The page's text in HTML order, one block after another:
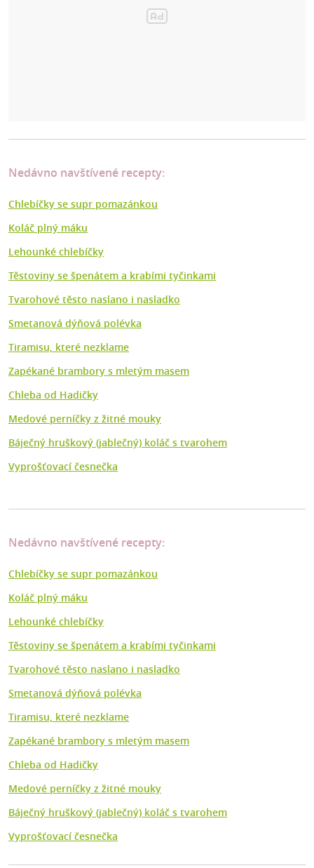
Nedávno navštívené recepty:
Chlebíčky se supr pomazánkou
Koláč plný máku
Lehounké chlebíčky
Těstoviny se špenátem a krabími tyčinkami
Tvarohové těsto naslano i nasladko
Smetanová dýňová polévka
Tiramisu, které nezklame
Zapékané brambory s mletým masem
Chleba od Hadičky
Medové perníčky z žitné mouky
Báječný hruškový (jablečný) koláč s tvarohem
Vyprošťovací česnečka
Nedávno navštívené recepty:
Chlebíčky se supr pomazánkou
Koláč plný máku
Lehounké chlebíčky
Těstoviny se špenátem a krabími tyčinkami
Tvarohové těsto naslano i nasladko
Smetanová dýňová polévka
Tiramisu, které nezklame
Zapékané brambory s mletým masem
Chleba od Hadičky
Medové perníčky z žitné mouky
Báječný hruškový (jablečný) koláč s tvarohem
Vyprošťovací česnečka